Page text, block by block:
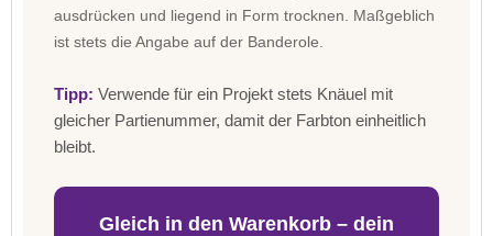
ausdrücken und liegend in Form trocknen. Maßgeblich
ist stets die Angabe auf der Banderole.
Tipp: Verwende für ein Projekt stets Knäuel mit
gleicher Partienummer, damit der Farbton einheitlich
bleibt.
Gleich in den Warenkorb – dein